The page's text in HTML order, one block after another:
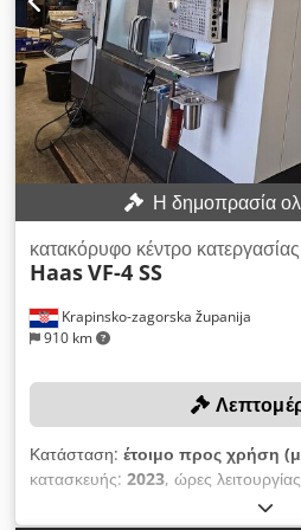
Η δημοπρασία
Krapinsko-zagorska županija
910 km
κατακόρυφο κέντρο κατεργασίας
HaasVF-4 SS
Κατάσταση: έτοιμο προς χρήση
κατασκευής: 2023, ώρες
πλήρως